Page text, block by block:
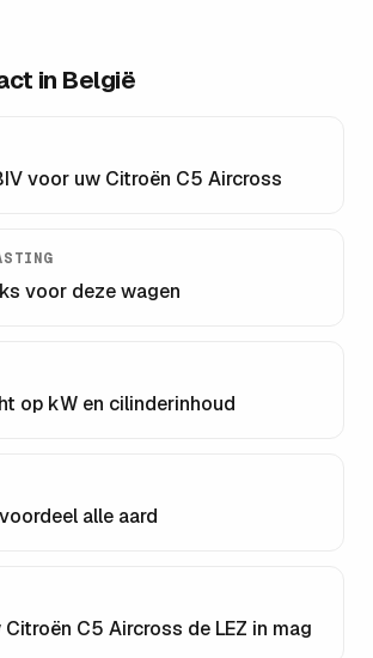
in België
voor uw Citroën C5 Aircross
voor deze wagen
op kW en cilinderinhoud
alle aard
Citroën C5 Aircross de LEZ in mag